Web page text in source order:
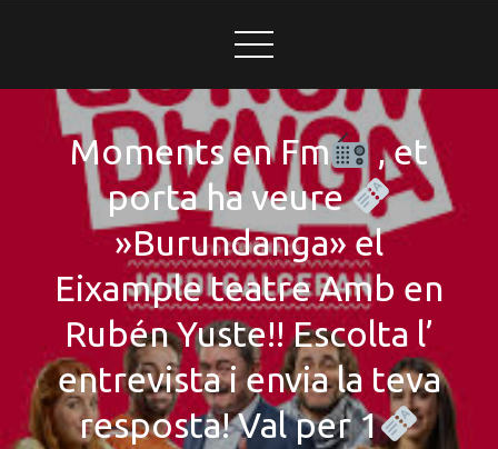
Moments en Fm
, et
porta ha veure
»Burundanga» el
Eixample teatre Amb en
Rubén Yuste!! Escolta l’
entrevista i envia la teva
resposta! Val per 1